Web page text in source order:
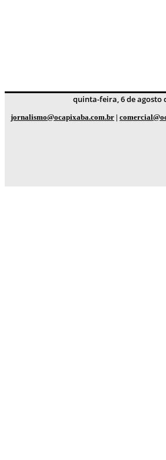
quinta-feira, 6 de agosto
jornalismo@ocapixaba.com.br |